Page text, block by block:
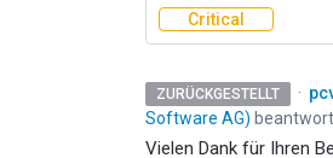
Critical
ZURÜCKGESTELLT ·
Software AG)
Vielen Dank für Ihren